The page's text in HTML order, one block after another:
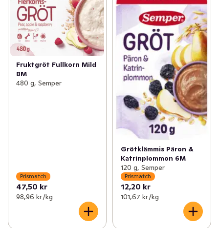
Fruktgröt Fullkorn Mild
8M
480 g, Semper
Prismatch
47,50 kr
98,96 kr /kg
Grötklämmis Päron &
Katrinplommon 6M
120 g, Semper
Prismatch
12,20 kr
101,67 kr /kg